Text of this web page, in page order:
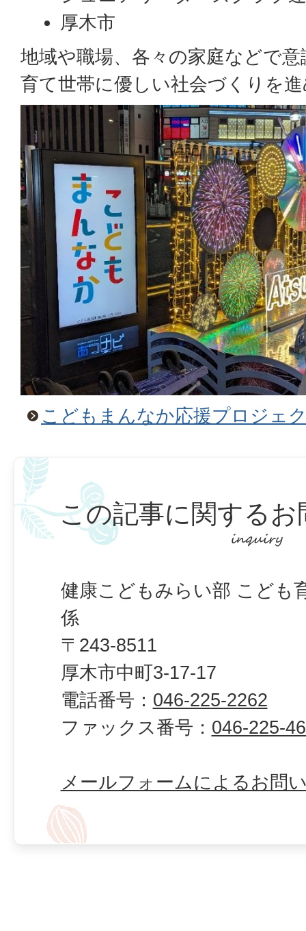
厚木市
地域や職場、各々の家庭などで
育て世帯に優しい社会づくりを
こどもまんなか応援プロジェ
この記事に関するお
健康こどもみらい部 こども
係
〒243-8511
厚木市中町3-17-17
電話番号： 046-225-2262
ファックス番号： 046-225-
メールフォームによるお問